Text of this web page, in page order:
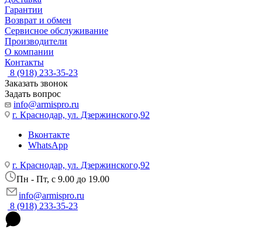
Гарантии
Возврат и обмен
Сервисное обслуживание
Производители
О компании
Контакты
8 (918) 233-35-23
Заказать звонок
Задать вопрос
info@armispro.ru
г. Краснодар, ул. Дзержинского,92
Вконтакте
WhatsApp
г. Краснодар, ул. Дзержинского,92
Пн - Пт, c 9.00 до 19.00
info@armispro.ru
8 (918) 233-35-23